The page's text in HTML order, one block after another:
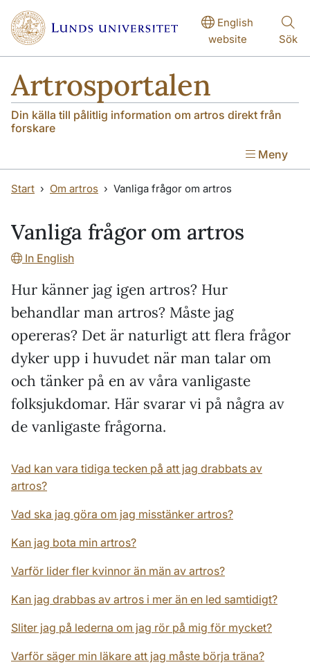
Hoppa till huvudinnehåll
Hoppa till huvudinnehåll
English
website
Sök
Artrosportalen
Din källa till pålitlig information om artros direkt från
forskare
Meny
Start Om artros Vanliga frågor om artros
Vanliga frågor om artros
In English
Hur känner jag igen artros? Hur
behandlar man artros? Måste jag
opereras? Det är naturligt att flera frågor
dyker upp i huvudet när man talar om
och tänker på en av våra vanligaste
folksjukdomar. Här svarar vi på några av
de vanligaste frågorna.
Vad kan vara tidiga tecken på att jag drabbats av
artros?
Vad ska jag göra om jag misstänker artros?
Kan jag bota min artros?
Varför lider fler kvinnor än män av artros?
Kan jag drabbas av artros i mer än en led samtidigt?
Sliter jag på lederna om jag rör på mig för mycket?
Varför säger min läkare att jag måste börja träna?